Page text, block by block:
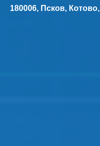
180006, Псков,